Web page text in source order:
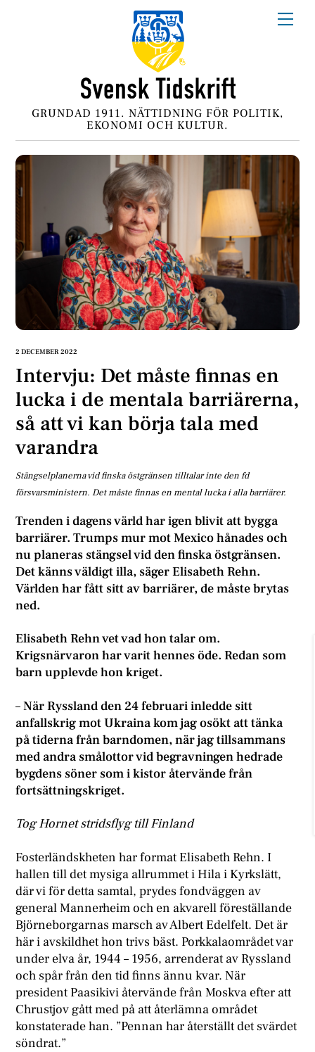
GRUNDAD 1911. NÄTTIDNING FÖR POLITIK,
EKONOMI OCH KULTUR.
2 DECEMBER 2022
Intervju: Det måste finnas en
lucka i de mentala barriärerna,
så att vi kan börja tala med
varandra
Stängselplanerna vid finska östgränsen tilltalar inte den fd
försvarsministern. Det måste finnas en mental lucka i alla barriärer.
Trenden i dagens värld har igen blivit att bygga
barriärer. Trumps mur mot Mexico hånades och
nu planeras stängsel vid den finska östgränsen.
Det känns väldigt illa, säger Elisabeth Rehn.
Världen har fått sitt av barriärer, de måste brytas
ned.
Elisabeth Rehn vet vad hon talar om.
Krigsnärvaron har varit hennes öde. Redan som
barn upplevde hon kriget.
–När Ryssland den 24 februari inledde sitt
anfallskrig mot Ukraina kom jag osökt att tänka
på tiderna från barndomen, när jag tillsammans
med andra smålottor vid begravningen hedrade
bygdens söner som i kistor återvände från
fortsättningskriget.
Tog Hornet stridsflyg till Finland
Fosterländskheten har format Elisabeth Rehn. I
hallen till det mysiga allrummet i Hila i Kyrkslätt,
där vi för detta samtal, prydes fondväggen av
general Mannerheim och en akvarell föreställande
Björneborgarnas marsch av Albert Edelfelt. Det är
här i avskildhet hon trivs bäst. Porkkalaområdet var
under elva år, 1944 – 1956, arrenderat av Ryssland
och spår från den tid finns ännu kvar. När
president Paasikivi återvände från Moskva efter att
Chrustjov gått med på att återlämna området
konstaterade han. ”Pennan har återställt det svärdet
söndrat.”